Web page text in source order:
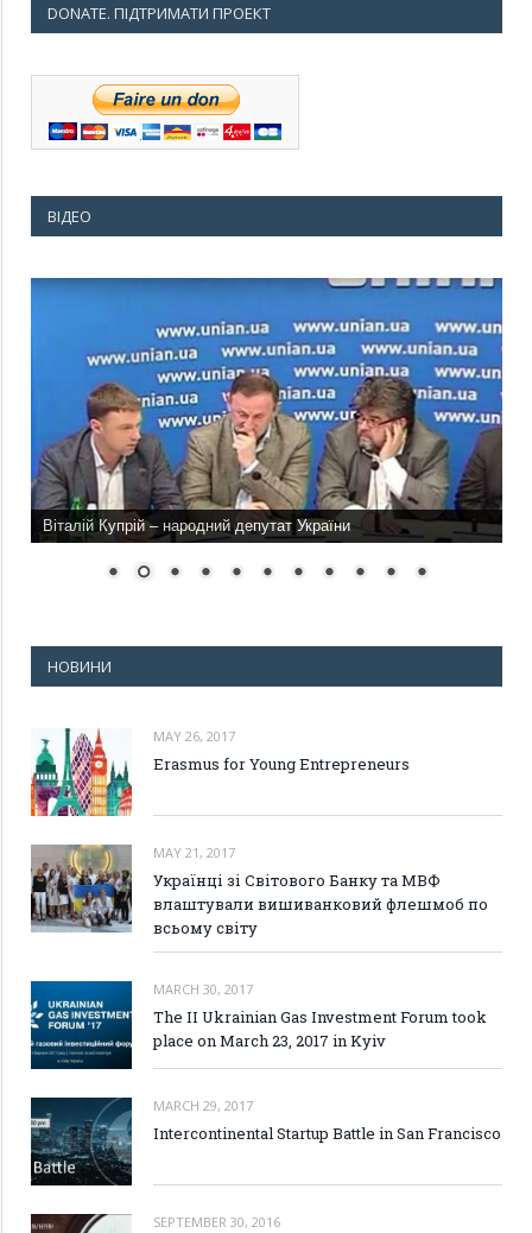
DONATE. ПІДТРИМАТИ ПРОЕКТ
ВІДЕО
Віталій Купрій – народний депутат України
НОВИНИ
MAY 26, 2017
Erasmus for Young Entrepreneurs
MAY 21, 2017
Українці зі Світового Банку та МВФ
влаштували вишиванковий флешмоб по
всьому світу
MARCH 30, 2017
The II Ukrainian Gas Investment Forum took
place on March 23, 2017 in Kyiv
MARCH 29, 2017
Intercontinental Startup Battle in San Francisco
SEPTEMBER 30, 2016